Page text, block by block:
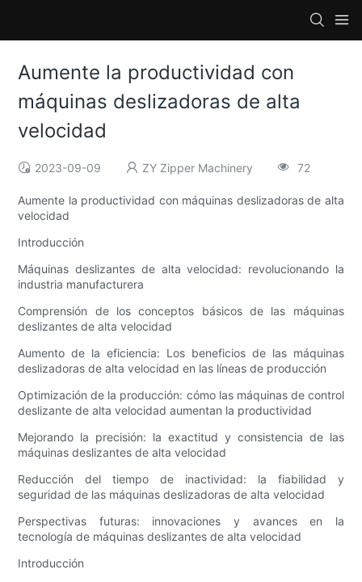
Aumente la productividad con
máquinas deslizadoras de alta
velocidad
2023-09-09 ZY Zipper Machinery 72
Aumente la productividad con máquinas deslizadoras de alta
velocidad
Introducción
Máquinas deslizantes de alta velocidad: revolucionando la
industria manufacturera
Comprensión de los conceptos básicos de las máquinas
deslizantes de alta velocidad
Aumento de la eficiencia: Los beneficios de las máquinas
deslizadoras de alta velocidad en las líneas de producción
Optimización de la producción: cómo las máquinas de control
deslizante de alta velocidad aumentan la productividad
Mejorando la precisión: la exactitud y consistencia de las
máquinas deslizantes de alta velocidad
Reducción del tiempo de inactividad: la fiabilidad y
seguridad de las máquinas deslizadoras de alta velocidad
Perspectivas futuras: innovaciones y avances en la
tecnología de máquinas deslizantes de alta velocidad
Introducción